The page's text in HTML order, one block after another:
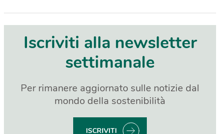
Iscriviti alla newsletter
settimanale
Per rimanere aggiornato sulle notizie dal
mondo della sostenibilità
ISCRIVITI